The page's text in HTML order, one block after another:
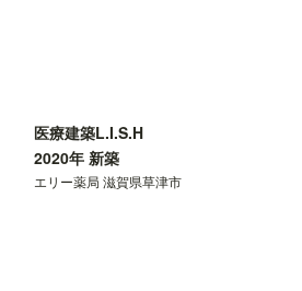
医療建築L.I.S.H
2020年 新築
エリー薬局 滋賀県草津市